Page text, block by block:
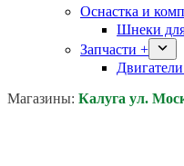
Оснастка и
Шнеки
Запчасти +
Магазины: Калуга ул.